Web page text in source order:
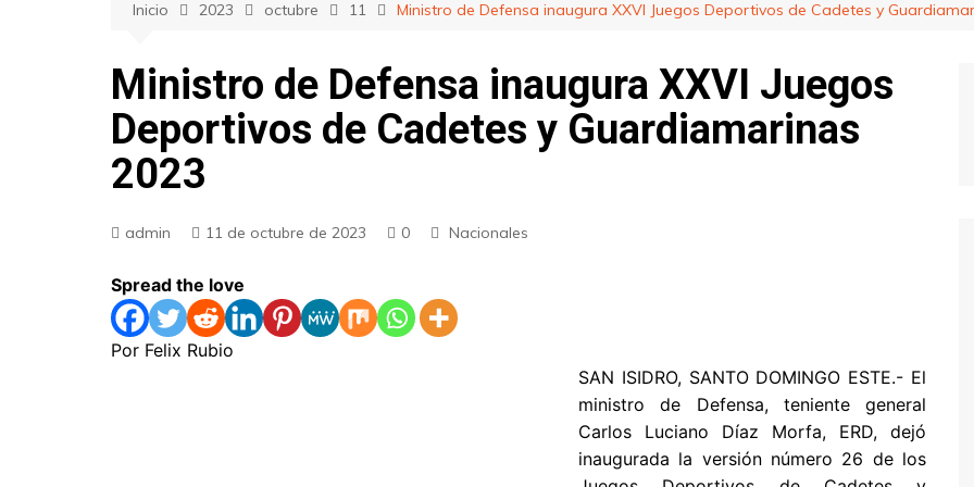
Inicio 2023 octubre 11 Ministro de Defensa inaugura XXVI Juegos Deportivos de Cadetes y
Ministro de Defensa inaugura XXVI Juegos
Deportivos de Cadetes y Guardiamarinas
2023
admin 11 de octubre de 2023 0 Nacionales
Spread the love
Por Felix Rubio
SAN ISIDRO, SANTO DOMINGO ESTE.- El
ministro de Defensa, teniente general
Carlos Luciano Díaz Morfa, ERD, dejó
inaugurada la versión número 26 de los